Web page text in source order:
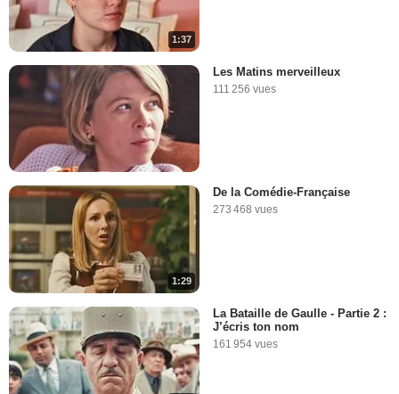
1:37
Les Matins merveilleux
111 256 vues
1:29
De la Comédie-Française
273 468 vues
La Bataille de Gaulle - Partie 2 :
J’écris ton nom
161 954 vues